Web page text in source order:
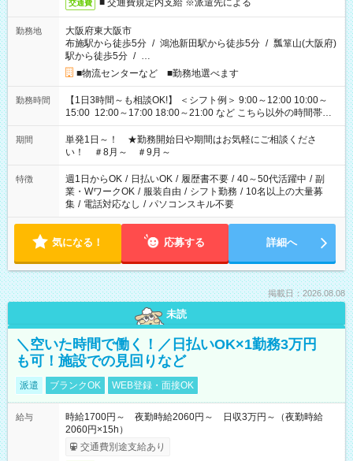
交通費 ■ 交通費規定内支給 ※派遣先による
勤務地
大阪府東大阪市
布施駅から徒歩5分 / 鴻池新田駅から徒歩5分 / 瓢箪山(大阪府)
駅から徒歩5分 / …
■物流センターなど ■勤務地選べます
勤務時間
【1日3時間～も相談OK!】 ＜シフト例＞ 9:00～12:00 10:00～
15:00 12:00～17:00 18:00～21:00 など こちら以外の時間帯も
お気軽にご相談ください！
期間
単発1日～！ ★勤務開始日や期間はお気軽にご相談くださ
い！ ＃8月～ ＃9月～
特徴 週1日からOK / 日払いOK / 履歴書不要 / 40～50代活躍中 / 副
業・WワークOK / 服装自由 / シフト勤務 / 10名以上の大量募
集 / 電話対応なし / パソコンスキル不要
気になる！ 応募する 詳細へ
掲載日：2026.08.08
未読
＼空いた時間で働く！／日払いOK×1勤務3万円
も可！施設での見回りなど
派遣 ブランクOK WEB登録・面接OK
給与
時給1700円～ 夜勤時給2060円～ 日収3万円～（夜勤時給
2060円×15h）
交通費別途支給あり